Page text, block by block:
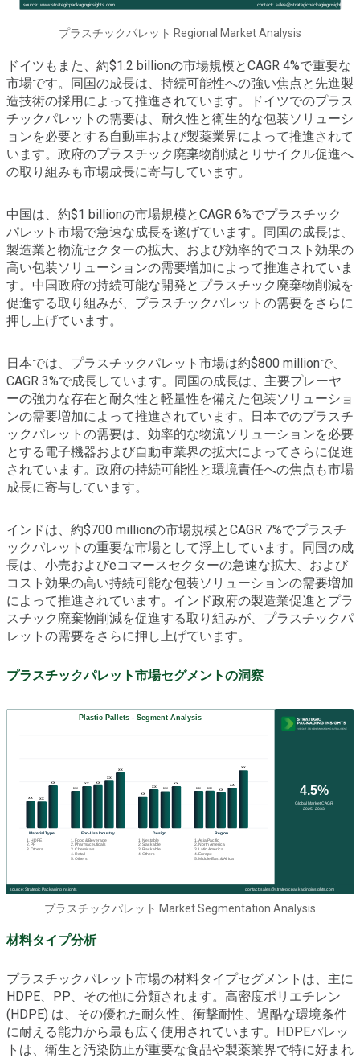
プラスチックパレット Regional Market Analysis
ドイツもまた、約$1.2 billionの市場規模とCAGR 4%で重要な
市場です。同国の成長は、持続可能性への強い焦点と先進製
造技術の採用によって推進されています。ドイツでのプラス
チックパレットの需要は、耐久性と衛生的な包装ソリューシ
ョンを必要とする自動車および製薬業界によって推進されて
います。政府のプラスチック廃棄物削減とリサイクル促進へ
の取り組みも市場成長に寄与しています。
中国は、約$1 billionの市場規模とCAGR 6%でプラスチック
パレット市場で急速な成長を遂げています。同国の成長は、
製造業と物流セクターの拡大、および効率的でコスト効果の
高い包装ソリューションの需要増加によって推進されていま
す。中国政府の持続可能な開発とプラスチック廃棄物削減を
促進する取り組みが、プラスチックパレットの需要をさらに
押し上げています。
日本では、プラスチックパレット市場は約$800 millionで、
CAGR 3%で成長しています。同国の成長は、主要プレーヤ
ーの強力な存在と耐久性と軽量性を備えた包装ソリューショ
ンの需要増加によって推進されています。日本でのプラスチ
ックパレットの需要は、効率的な物流ソリューションを必要
とする電子機器および自動車業界の拡大によってさらに促進
されています。政府の持続可能性と環境責任への焦点も市場
成長に寄与しています。
インドは、約$700 millionの市場規模とCAGR 7%でプラスチ
ックパレットの重要な市場として浮上しています。同国の成
長は、小売およびeコマースセクターの急速な拡大、および
コスト効果の高い持続可能な包装ソリューションの需要増加
によって推進されています。インド政府の製造業促進とプラ
スチック廃棄物削減を促進する取り組みが、プラスチックパ
レットの需要をさらに押し上げています。
プラスチックパレット市場セグメントの洞察
プラスチックパレット Market Segmentation Analysis
材料タイプ分析
プラスチックパレット市場の材料タイプセグメントは、主に
HDPE、PP、その他に分類されます。高密度ポリエチレン
(HDPE) は、その優れた耐久性、衝撃耐性、過酷な環境条件
に耐える能力から最も広く使用されています。HDPEパレッ
トは、衛生と汚染防止が重要な食品や製薬業界で特に好まれ